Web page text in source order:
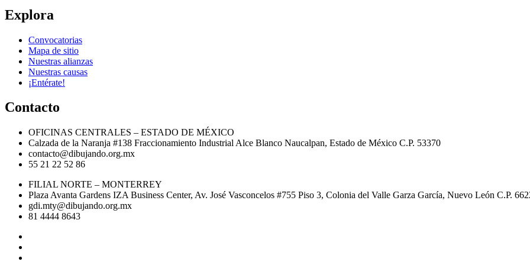
Explora
Convocatorias
Mapa de sitio
Nuestras alianzas
Nuestras causas
¡Entérate!
Contacto
OFICINAS CENTRALES – ESTADO DE MÉXICO
Calzada de la Naranja #138 Fraccionamiento Industrial Alce Blanco Naucalpan, Estado de México C.P. 53370
contacto@dibujando.org.mx
55 21 22 52 86
FILIAL NORTE – MONTERREY
Plaza Avanta Gardens IZA Business Center, Av. José Vasconcelos #755 Piso 3, Colonia del Valle Garza García, Nuevo León C.P.
gdi.mty@dibujando.org.mx
81 4444 8643